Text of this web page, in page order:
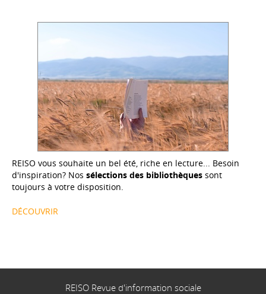
REISO vous souhaite un bel été, riche en lecture... Besoin
d'inspiration? Nos sélections des bibliothèques sont
toujours à votre disposition.
DÉCOUVRIR
REISO Revue d'information sociale